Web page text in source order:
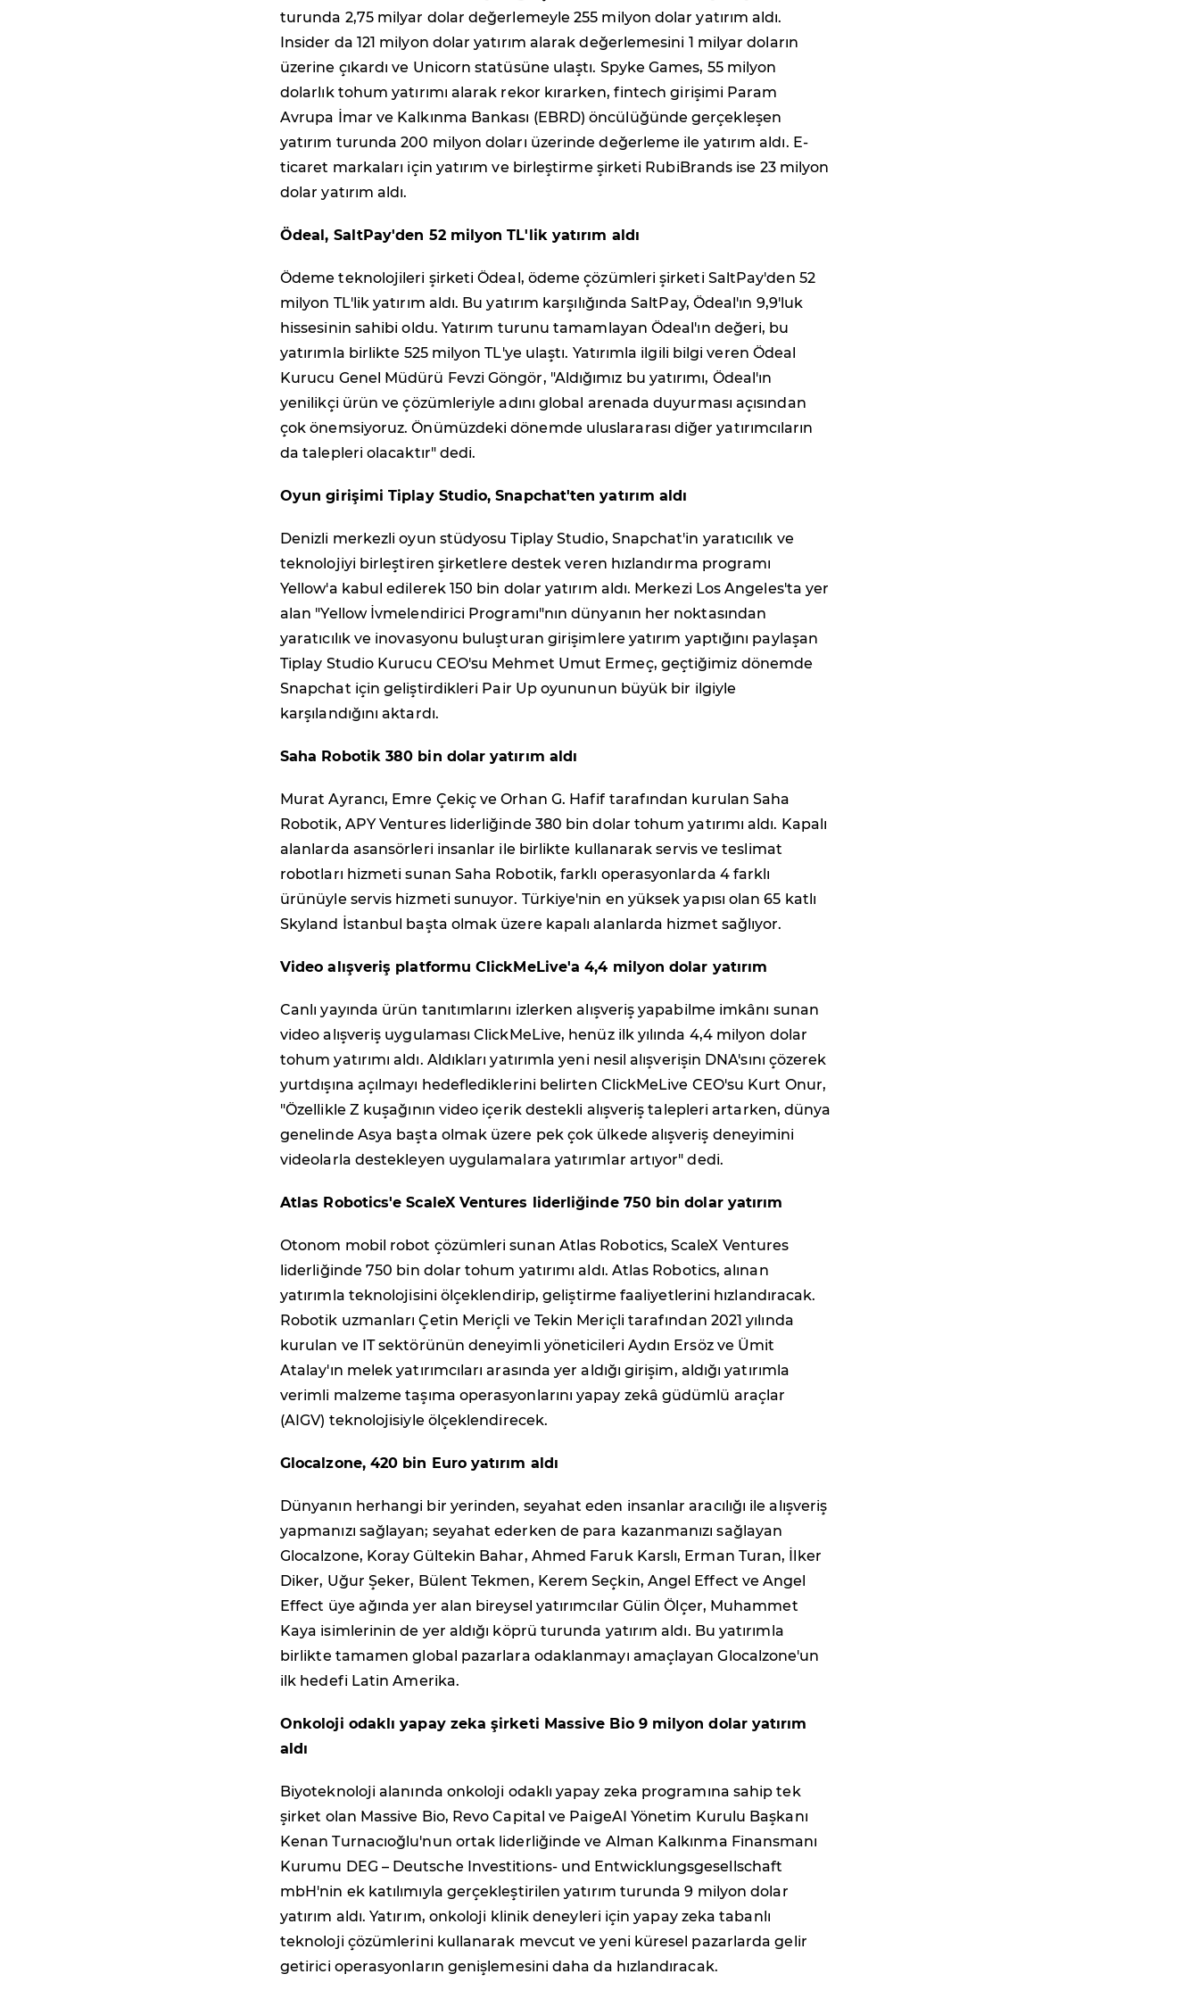
turunda 2,75 milyar dolar değerlemeyle 255 milyon dolar yatırım aldı.
Insider da 121 milyon dolar yatırım alarak değerlemesini 1 milyar doların
üzerine çıkardı ve Unicorn statüsüne ulaştı. Spyke Games, 55 milyon
dolarlık tohum yatırımı alarak rekor kırarken, fintech girişimi Param
Avrupa İmar ve Kalkınma Bankası (EBRD) öncülüğünde gerçekleşen
yatırım turunda 200 milyon doları üzerinde değerleme ile yatırım aldı. E-
ticaret markaları için yatırım ve birleştirme şirketi RubiBrands ise 23 milyon
dolar yatırım aldı.
Ödeal, SaltPay'den 52 milyon TL'lik yatırım aldı
Ödeme teknolojileri şirketi Ödeal, ödeme çözümleri şirketi SaltPay'den 52
milyon TL'lik yatırım aldı. Bu yatırım karşılığında SaltPay, Ödeal'ın 9,9'luk
hissesinin sahibi oldu. Yatırım turunu tamamlayan Ödeal'ın değeri, bu
yatırımla birlikte 525 milyon TL'ye ulaştı. Yatırımla ilgili bilgi veren Ödeal
Kurucu Genel Müdürü Fevzi Göngör, "Aldığımız bu yatırımı, Ödeal'ın
yenilikçi ürün ve çözümleriyle adını global arenada duyurması açısından
çok önemsiyoruz. Önümüzdeki dönemde uluslararası diğer yatırımcıların
da talepleri olacaktır" dedi.
Oyun girişimi Tiplay Studio, Snapchat'ten yatırım aldı
Denizli merkezli oyun stüdyosu Tiplay Studio, Snapchat'in yaratıcılık ve
teknolojiyi birleştiren şirketlere destek veren hızlandırma programı
Yellow'a kabul edilerek 150 bin dolar yatırım aldı. Merkezi Los Angeles'ta yer
alan "Yellow İvmelendirici Programı"nın dünyanın her noktasından
yaratıcılık ve inovasyonu buluşturan girişimlere yatırım yaptığını paylaşan
Tiplay Studio Kurucu CEO'su Mehmet Umut Ermeç, geçtiğimiz dönemde
Snapchat için geliştirdikleri Pair Up oyununun büyük bir ilgiyle
karşılandığını aktardı.
Saha Robotik 380 bin dolar yatırım aldı
Murat Ayrancı, Emre Çekiç ve Orhan G. Hafif tarafından kurulan Saha
Robotik, APY Ventures liderliğinde 380 bin dolar tohum yatırımı aldı. Kapalı
alanlarda asansörleri insanlar ile birlikte kullanarak servis ve teslimat
robotları hizmeti sunan Saha Robotik, farklı operasyonlarda 4 farklı
ürünüyle servis hizmeti sunuyor. Türkiye'nin en yüksek yapısı olan 65 katlı
Skyland İstanbul başta olmak üzere kapalı alanlarda hizmet sağlıyor.
Video alışveriş platformu ClickMeLive'a 4,4 milyon dolar yatırım
Canlı yayında ürün tanıtımlarını izlerken alışveriş yapabilme imkânı sunan
video alışveriş uygulaması ClickMeLive, henüz ilk yılında 4,4 milyon dolar
tohum yatırımı aldı. Aldıkları yatırımla yeni nesil alışverişin DNA'sını çözerek
yurtdışına açılmayı hedeflediklerini belirten ClickMeLive CEO'su Kurt Onur,
"Özellikle Z kuşağının video içerik destekli alışveriş talepleri artarken, dünya
genelinde Asya başta olmak üzere pek çok ülkede alışveriş deneyimini
videolarla destekleyen uygulamalara yatırımlar artıyor" dedi.
Atlas Robotics'e ScaleX Ventures liderliğinde 750 bin dolar yatırım
Otonom mobil robot çözümleri sunan Atlas Robotics, ScaleX Ventures
liderliğinde 750 bin dolar tohum yatırımı aldı. Atlas Robotics, alınan
yatırımla teknolojisini ölçeklendirip, geliştirme faaliyetlerini hızlandıracak.
Robotik uzmanları Çetin Meriçli ve Tekin Meriçli tarafından 2021 yılında
kurulan ve IT sektörünün deneyimli yöneticileri Aydın Ersöz ve Ümit
Atalay'ın melek yatırımcıları arasında yer aldığı girişim, aldığı yatırımla
verimli malzeme taşıma operasyonlarını yapay zekâ güdümlü araçlar
(AIGV) teknolojisiyle ölçeklendirecek.
Glocalzone, 420 bin Euro yatırım aldı
Dünyanın herhangi bir yerinden, seyahat eden insanlar aracılığı ile alışveriş
yapmanızı sağlayan; seyahat ederken de para kazanmanızı sağlayan
Glocalzone, Koray Gültekin Bahar, Ahmed Faruk Karslı, Erman Turan, İlker
Diker, Uğur Şeker, Bülent Tekmen, Kerem Seçkin, Angel Effect ve Angel
Effect üye ağında yer alan bireysel yatırımcılar Gülin Ölçer, Muhammet
Kaya isimlerinin de yer aldığı köprü turunda yatırım aldı. Bu yatırımla
birlikte tamamen global pazarlara odaklanmayı amaçlayan Glocalzone'un
ilk hedefi Latin Amerika.
Onkoloji odaklı yapay zeka şirketi Massive Bio 9 milyon dolar yatırım
aldı
Biyoteknoloji alanında onkoloji odaklı yapay zeka programına sahip tek
şirket olan Massive Bio, Revo Capital ve PaigeAI Yönetim Kurulu Başkanı
Kenan Turnacıoğlu'nun ortak liderliğinde ve Alman Kalkınma Finansmanı
Kurumu DEG – Deutsche Investitions- und Entwicklungsgesellschaft
mbH'nin ek katılımıyla gerçekleştirilen yatırım turunda 9 milyon dolar
yatırım aldı. Yatırım, onkoloji klinik deneyleri için yapay zeka tabanlı
teknoloji çözümlerini kullanarak mevcut ve yeni küresel pazarlarda gelir
getirici operasyonların genişlemesini daha da hızlandıracak.